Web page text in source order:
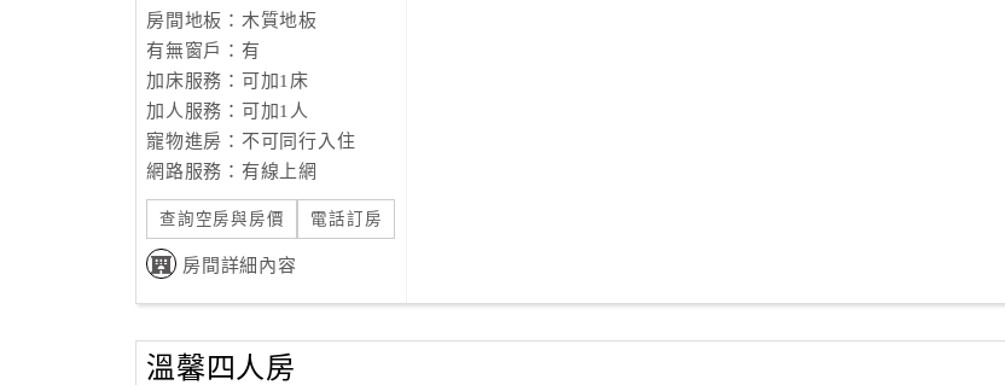
房間地板：木質地板
有無窗戶：有
加床服務：可加1床
加人服務：可加1人
寵物進房：不可同行入住
網路服務：有線上網
查詢空房與房價 電話訂房
房間詳細內容
溫馨四人房